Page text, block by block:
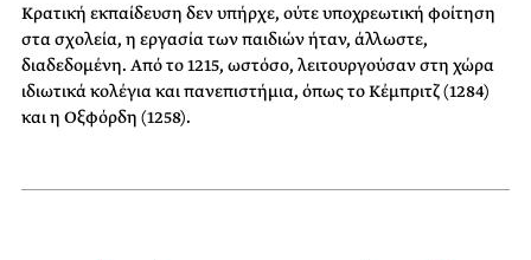
Κρατική εκπαίδευση δεν υπήρχε, ούτε υποχρεωτική φοίτηση
στα σχολεία, η εργασία των παιδιών ήταν, άλλωστε,
διαδεδομένη. Από το 1215, ωστόσο, λειτουργούσαν στη χώρα
ιδιωτικά κολέγια και πανεπιστήμια, όπως το Κέμπριτζ (1284)
και η Οξφόρδη (1258).